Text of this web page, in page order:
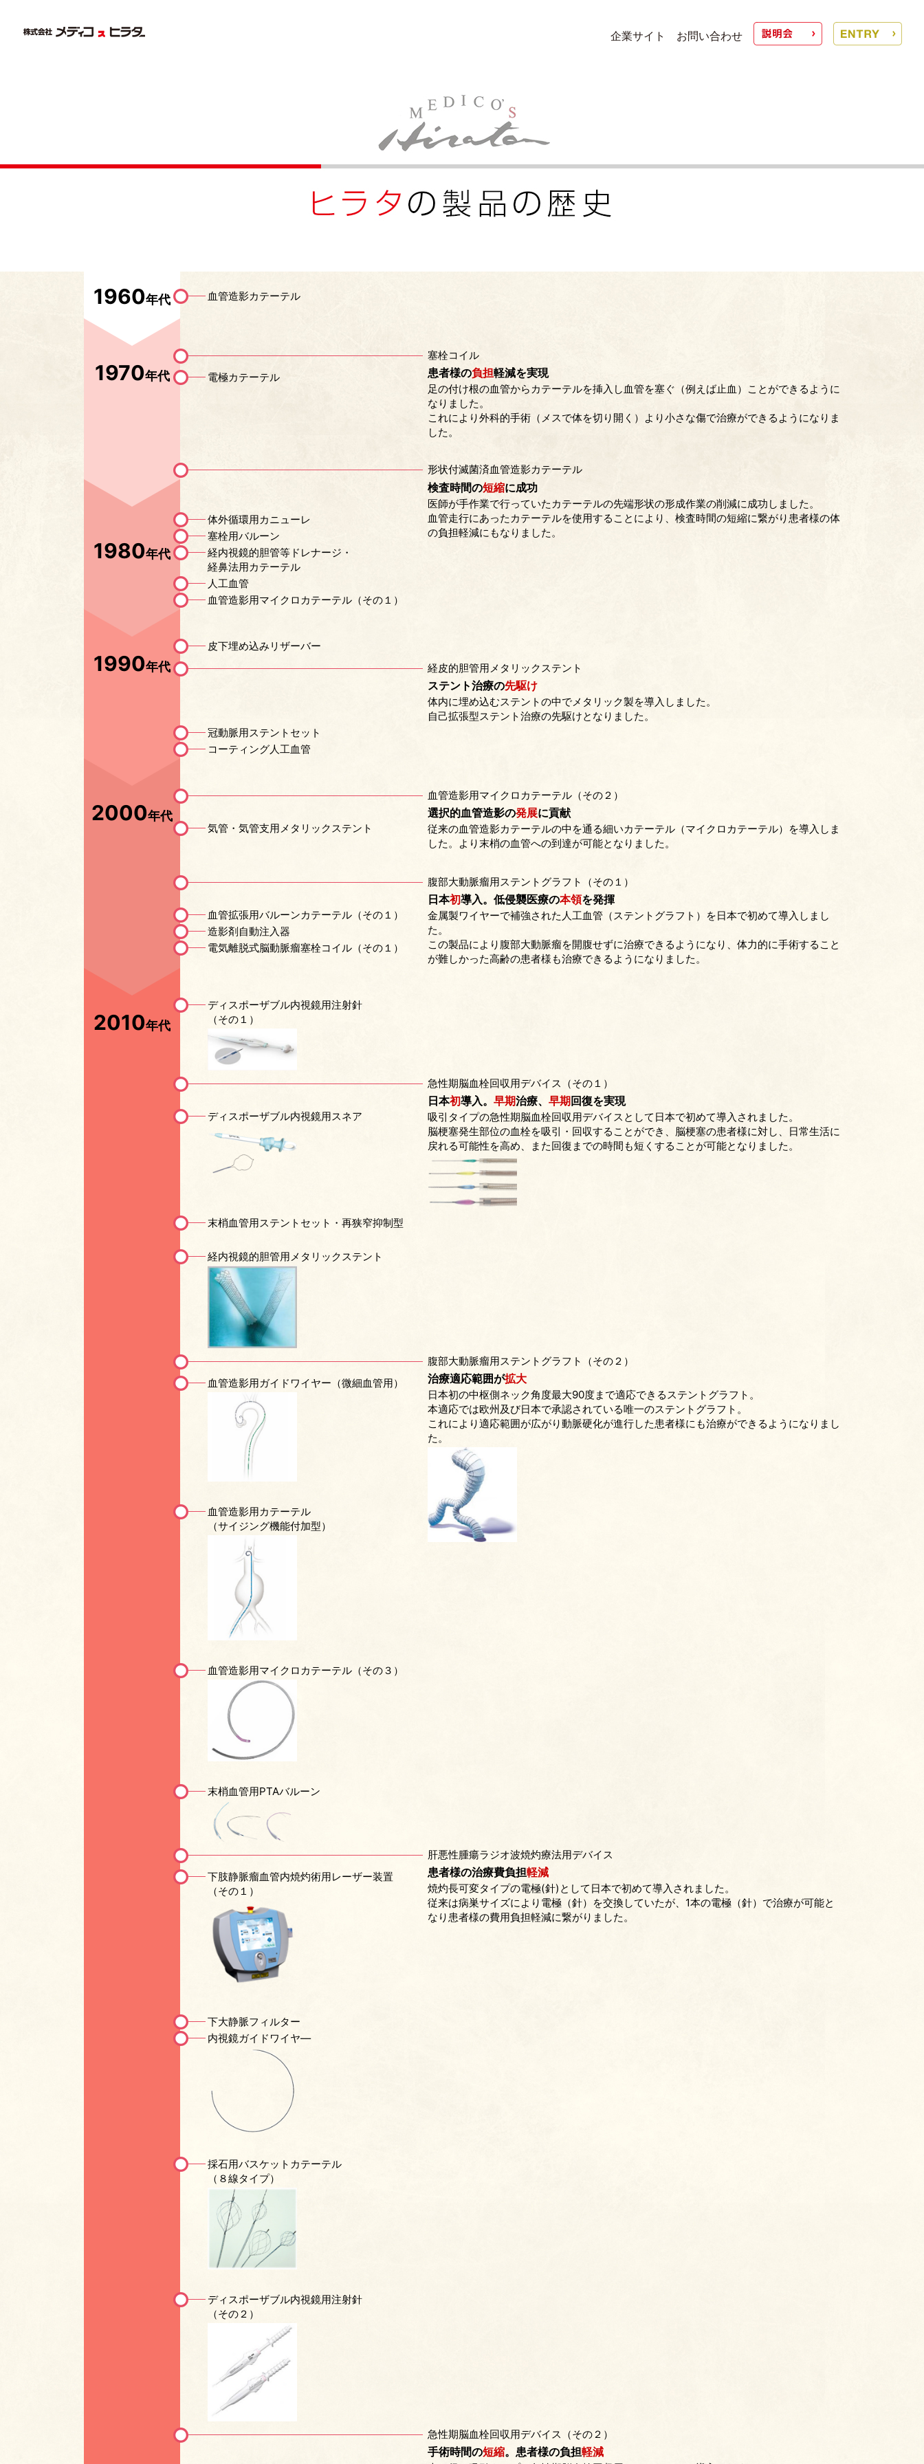
企業サイト お問い合わせ
1960年代 血管造影カテーテル
1970年代
塞栓コイル
患者様の負担軽減を実現
足の付け根の血管からカテーテルを挿入し血管を塞ぐ（例えば止血）ことができるように
なりました。
これにより外科的手術（メスで体を切り開く）より小さな傷で治療ができるようになりま
した。
電極カテーテル
形状付滅菌済血管造影カテーテル
検査時間の短縮に成功
医師が手作業で行っていたカテーテルの先端形状の形成作業の削減に成功しました。
血管走行にあったカテーテルを使用することにより、検査時間の短縮に繋がり患者様の体
の負担軽減にもなりました。
1980年代
体外循環用カニューレ
塞栓用バルーン
経内視鏡的胆管等ドレナージ・
経鼻法用カテーテル
人工血管
血管造影用マイクロカテーテル（その１）
1990年代
皮下埋め込みリザーバー
経皮的胆管用メタリックステント
ステント治療の先駆け
体内に埋め込むステントの中でメタリック製を導入しました。
自己拡張型ステント治療の先駆けとなりました。
冠動脈用ステントセット
コーティング人工血管
2000年代
血管造影用マイクロカテーテル（その２）
選択的血管造影の発展に貢献
従来の血管造影カテーテルの中を通る細いカテーテル（マイクロカテーテル）を導入しま
した。より末梢の血管への到達が可能となりました。
気管・気管支用メタリックステント
腹部大動脈瘤用ステントグラフト（その１）
日本初導入。低侵襲医療の本領を発揮
金属製ワイヤーで補強された人工血管（ステントグラフト）を日本で初めて導入しまし
た。
この製品により腹部大動脈瘤を開腹せずに治療できるようになり、体力的に手術すること
が難しかった高齢の患者様も治療できるようになりました。
血管拡張用バルーンカテーテル（その１）
造影剤自動注入器
電気離脱式脳動脈瘤塞栓コイル（その１）
2010年代
ディスポーザブル内視鏡用注射針
（その１）
急性期脳血栓回収用デバイス（その１）
日本初導入。 早期治療、 早期回復を実現
吸引タイプの急性期脳血栓回収用デバイスとして日本で初めて導入されました。
脳梗塞発生部位の血栓を吸引・回収することができ、脳梗塞の患者様に対し、日常生活に
戻れる可能性を高め、また回復までの時間も短くすることが可能となりました。
ディスポーザブル内視鏡用スネア
末梢血管用ステントセット・再狭窄抑制型
経内視鏡的胆管用メタリックステント
腹部大動脈瘤用ステントグラフト（その２）
治療適応範囲が拡大
日本初の中枢側ネック角度最大90度まで適応できるステントグラフト。
本適応では欧州及び日本で承認されている唯一のステントグラフト。
これにより適応範囲が広がり動脈硬化が進行した患者様にも治療ができるようになりまし
た。
血管造影用ガイドワイヤー（微細血管用）
血管造影用カテーテル
（サイジング機能付加型）
血管造影用マイクロカテーテル（その３）
末梢血管用PTAバルーン
肝悪性腫瘍ラジオ波焼灼療法用デバイス
患者様の治療費負担軽減
焼灼長可変タイプの電極(針)として日本で初めて導入されました。
従来は病巣サイズにより電極（針）を交換していたが、1本の電極（針）で治療が可能と
なり患者様の費用負担軽減に繋がりました。
下肢静脈瘤血管内焼灼術用レーザー装置
（その１）
下大静脈フィルター
内視鏡ガイドワイヤ―
採石用バスケットカテーテル
（８線タイプ）
ディスポーザブル内視鏡用注射針
（その２）
急性期脳血栓回収用デバイス（その２）
手術時間の短縮。患者様の負担軽減